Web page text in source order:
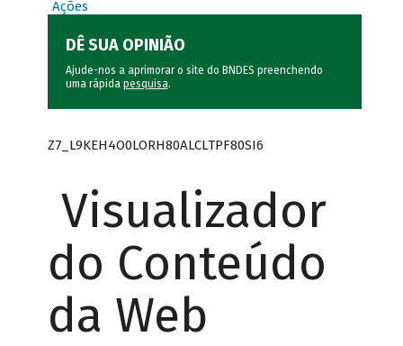
Ações
DÊ SUA OPINIÃO
Ajude-nos a aprimorar o site do BNDES preenchendo
uma rápida pesquisa.
Z7_L9KEH4O0LORH80ALCLTPF80SI6
Visualizador
do Conteúdo
da Web